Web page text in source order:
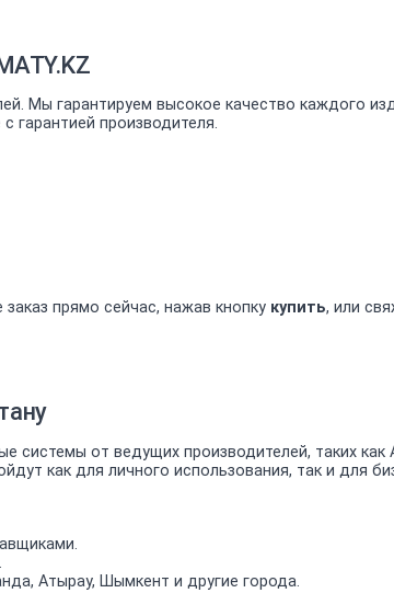
Мы гарантируем высокое качество каждого
гарантией производителя.
прямо сейчас, нажав кнопку купить, или
от ведущих производителей, таких как
как для личного использования, так и для
Атырау, Шымкент и другие города.